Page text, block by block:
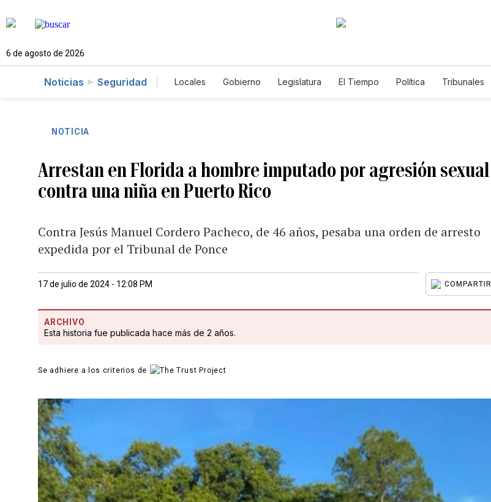
6 de agosto de 2026
Noticias Seguridad Locales Gobierno Legislatura El Tiempo Política Tribunales
NOTICIA
Arrestan en Florida a hombre imputado por agresión sexual
contra una niña en Puerto Rico
Contra Jesús Manuel Cordero Pacheco, de 46 años, pesaba una orden de arresto
expedida por el Tribunal de Ponce
17 de julio de 2024 - 12:08 PM COMPARTIR
ARCHIVO
Esta historia fue publicada hace más de 2 años.
Se adhiere a los criterios de